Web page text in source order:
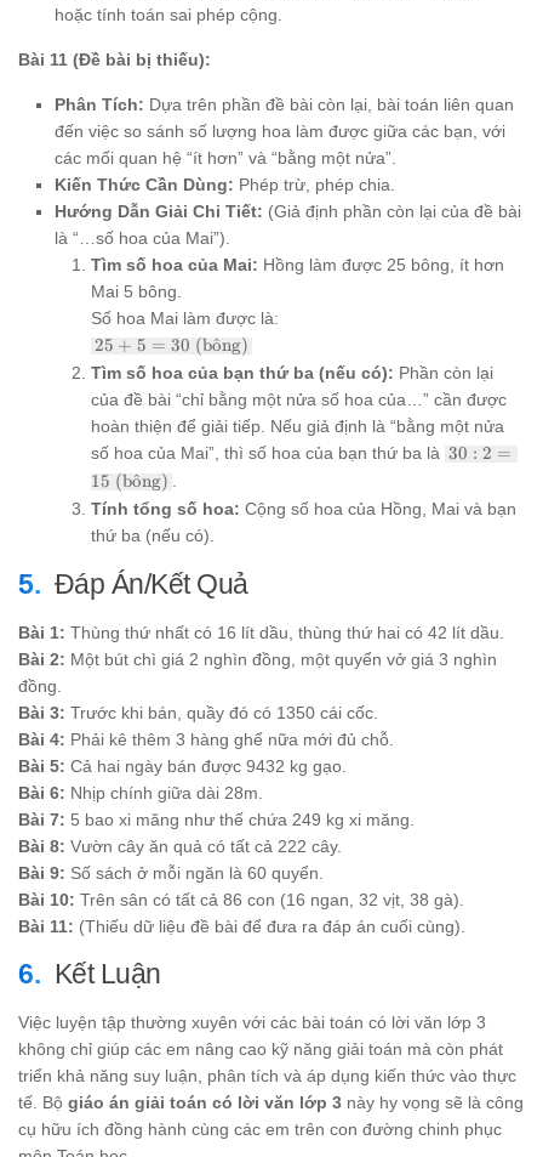
hoặc tính toán sai phép cộng.
Bài 11 (Đề bài bị thiếu):
Phân Tích: Dựa trên phần đề bài còn lại, bài toán liên quan
đến việc so sánh số lượng hoa làm được giữa các bạn, với
các mối quan hệ “ít hơn” và “bằng một nửa”.
Kiến Thức Cần Dùng: Phép trừ, phép chia.
Hướng Dẫn Giải Chi Tiết: (Giả định phần còn lại của đề bài
là “…số hoa của Mai”).
Tìm số hoa của Mai: Hồng làm được 25 bông, ít hơn
Mai 5 bông.
Số hoa Mai làm được là:
25 + 5
= 30
\text{
(bông)}
25 + 5 = 30 (bo
ˆng)
Tìm số hoa của bạn thứ ba (nếu có): Phần còn lại
của đề bài “chỉ bằng một nửa số hoa của…” cần được
hoàn thiện để giải tiếp. Nếu giả định là “bằng một nửa
số hoa của Mai”, thì số hoa của bạn thứ ba là 30 : 2 =
(bông)}
30 : 2 =
15 (bo
ˆng)
Tính tổng số hoa: Cộng số hoa của Hồng, Mai và bạn
thứ ba (nếu có).
Đáp Án/Kết Quả
Bài 1: Thùng thứ nhất có 16 lít dầu, thùng thứ hai có 42 lít dầu.
Bài 2: Một bút chì giá 2 nghìn đồng, một quyển vở giá 3 nghìn
đồng.
Bài 3: Trước khi bán, quầy đó có 1350 cái cốc.
Bài 4: Phải kê thêm 3 hàng ghế nữa mới đủ chỗ.
Bài 5: Cả hai ngày bán được 9432 kg gạo.
Bài 6: Nhịp chính giữa dài 28m.
Bài 7: 5 bao xi măng như thế chứa 249 kg xi măng.
Bài 8: Vườn cây ăn quả có tất cả 222 cây.
Bài 9: Số sách ở mỗi ngăn là 60 quyển.
Bài 10: Trên sân có tất cả 86 con (16 ngan, 32 vịt, 38 gà).
Bài 11: (Thiếu dữ liệu đề bài để đưa ra đáp án cuối cùng).
Kết Luận
Việc luyện tập thường xuyên với các bài toán có lời văn lớp 3
không chỉ giúp các em nâng cao kỹ năng giải toán mà còn phát
triển khả năng suy luận, phân tích và áp dụng kiến thức vào thực
tế. Bộ giáo án giải toán có lời văn lớp 3 này hy vọng sẽ là công
cụ hữu ích đồng hành cùng các em trên con đường chinh phục